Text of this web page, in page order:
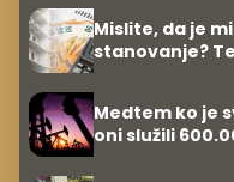
Mislite, da je
stanovanje?
Medtem ko je
oni služili